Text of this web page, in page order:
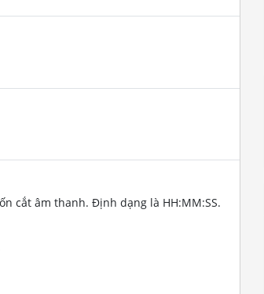
cắt âm thanh. Định dạng là HH:MM:SS.